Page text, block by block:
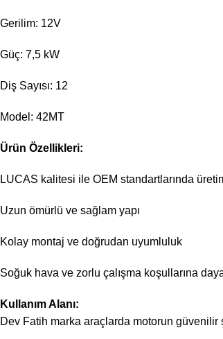
Gerilim: 12V
Güç: 7,5 kW
Diş Sayısı: 12
Model: 42MT
Ürün Özellikleri:
LUCAS kalitesi ile OEM standartlarında
Uzun ömürlü ve sağlam yapı
Kolay montaj ve doğrudan uyumluluk
Soğuk hava ve zorlu çalışma koşullarına
Kullanım Alanı:
Dev Fatih marka araçlarda motorun güvenilir